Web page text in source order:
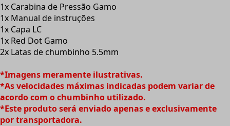
1x Carabina de Pressão Gamo
1x Manual de instruções
1x Capa LC
1x Red Dot Gamo
2x Latas de chumbinho 5.5mm
*Imagens meramente ilustrativas.
*As velocidades máximas indicadas podem variar de
acordo com o chumbinho utilizado.
*Este produto será enviado apenas e exclusivamente
por transportadora.